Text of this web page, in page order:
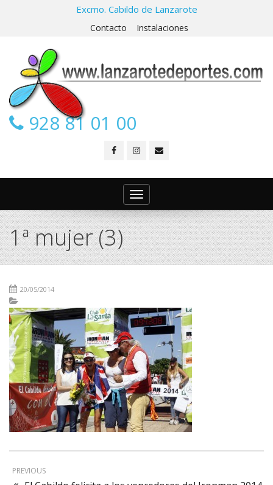
Excmo. Cabildo de Lanzarote
Contacto Instalaciones
928 81 01 00
Toggle
navigation
1ª mujer (3)
20/05/2014
PREVIOUS